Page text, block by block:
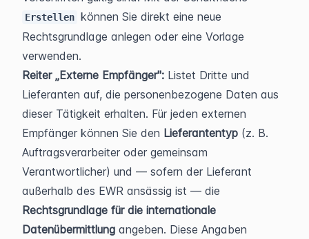
Erstellen können Sie direkt eine neue
Rechtsgrundlage anlegen oder eine Vorlage
verwenden.
Reiter „Externe Empfänger": Listet Dritte und
Lieferanten auf, die personenbezogene Daten aus
dieser Tätigkeit erhalten. Für jeden externen
Empfänger können Sie den Lieferantentyp (z. B.
Auftragsverarbeiter oder gemeinsam
Verantwortlicher) und — sofern der Lieferant
Rechtsgrundlage für die internationale
Datenübermittlung angeben. Diese Angaben